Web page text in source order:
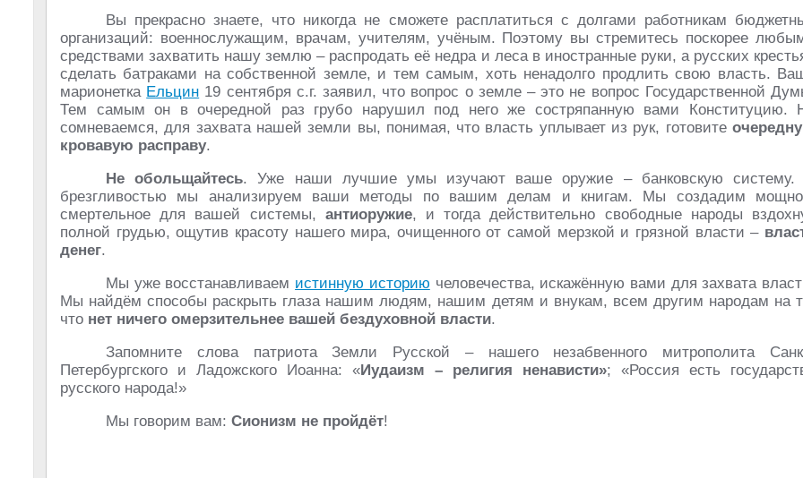
Вы прекрасно знаете, что никогда не сможете расплатиться с долгами работникам
организаций: военнослужащим, врачам, учителям, учёным. Поэтому вы стремитесь поскорее
средствами захватить нашу землю – распродать её недра и леса в иностранные руки, а русских
сделать батраками на собственной земле, и тем самым, хоть ненадолго продлить свою власть.
марионетка Ельцин 19 сентября с.г. заявил, что вопрос о земле – это не вопрос Государственной
Тем самым он в очередной раз грубо нарушил под него же состряпанную вами Конституцию.
сомневаемся, для захвата нашей земли вы, понимая, что власть уплывает из рук, готовите
кровавую расправу.
Не обольщайтесь. Уже наши лучшие умы изучают ваше оружие – банковскую
брезгливостью мы анализируем ваши методы по вашим делам и книгам. Мы создадим
смертельное для вашей системы, антиоружие, и тогда действительно свободные народы
полной грудью, ощутив красоту нашего мира, очищенного от самой мерзкой и грязной власти –
денег.
Мы уже восстанавливаем истинную историю человечества, искажённую вами для захвата
Мы найдём способы раскрыть глаза нашим людям, нашим детям и внукам, всем другим народам на
что нет ничего омерзительнее вашей бездуховной власти.
Запомните слова патриота Земли Русской – нашего незабвенного митрополита
Петербургского и Ладожского Иоанна: «Иудаизм – религия ненависти»; «Россия есть
русского народа!»
Мы говорим вам: Сионизм не пройдёт!